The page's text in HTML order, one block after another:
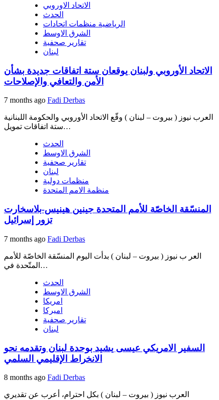
الاتحاد الاوروبي
الحدث
الرياضية منظمات اتحادات
الشرق الاوسط
تقارير صحفية
لبنان
الاتحاد الأوروبي ولبنان يوقعان ستة اتفاقات جديدة بشأن
الأمن والتعافي والإصلاحات
7 months ago Fadi Derbas
العرب نيوز ( بيروت – لبنان ) وقّع الاتحاد الأوروبي والحكومة اللبنانية
ستة اتفاقات تمويل…
الحدث
الشرق الاوسط
تقارير صحفية
لبنان
منظمات دولية
منظمة الامم المتحدة
المنسّقة الخاصّة للأمم المتحدة جينين هينيس-بلاسخارت
تزور إسرائيل
7 months ago Fadi Derbas
العر ب نيوز ( بيروت – لبنان ) بدأت اليوم المنسّقة الخاصّة للأمم
المتّحدة في…
الحدث
الشرق الاوسط
امريكا
اميركا
تقارير صحفية
لبنان
السفير الامريكي عيسى يشيد بوحدة لبنان وتقدمه نحو
الانخراط الإقليمي السلمي
8 months ago Fadi Derbas
العرب نيوز ( بيروت – لبنان ) بكل احترام، أعرب عن تقديري